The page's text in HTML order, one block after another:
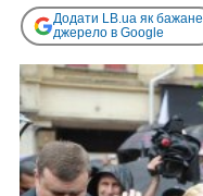
Додати LB.ua як бажане
джерело в Google